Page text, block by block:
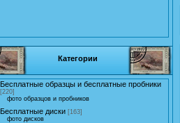
Категории
Бесплатные образцы и бесплатные пробники
[220]
фото образцов и пробников
Бесплатные диски [163]
фото дисков